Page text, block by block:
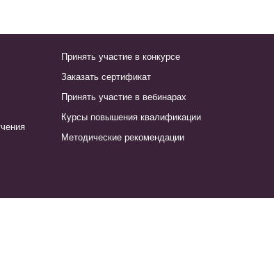
Принять участие в конкурсе
Заказать сертификат
Принять участие в вебинарах
Курсы повышения квалификации
Методические рекомендации